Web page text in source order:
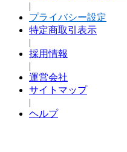
|
プライバシー設定
特定商取引表示
|
採用情報
|
運営会社
サイトマップ
|
ヘルプ